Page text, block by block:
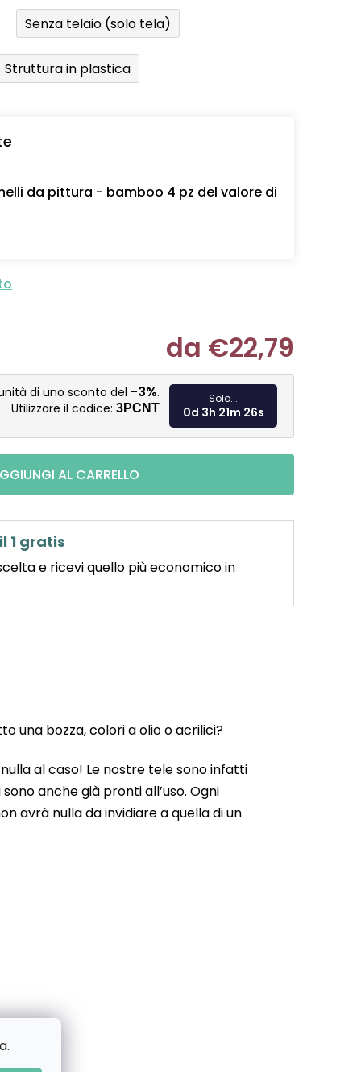
Senza telaio (solo tela)
Struttura in plastica
da pittura - bamboo 4 pz del valore di
da €22,79
Misura
di uno sconto del -3%.
Utilizzare il codice: 3PCNT
Solo...
0d 3h 21m 25s
AL CARRELLO
1 gratis
e ricevi quello più economico in
una bozza, colori a olio o acrilici?
al caso! Le nostre tele sono infatti
anche già pronti all’uso. Ogni
avrà nulla da invidiare a quella di un